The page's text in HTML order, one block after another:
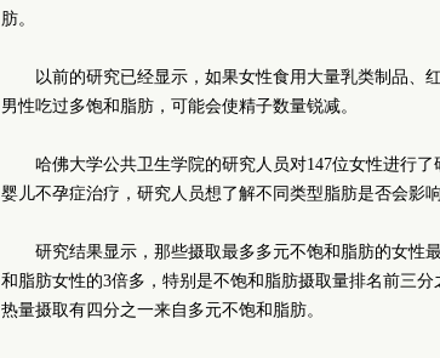
肪。
以前的研究已经显示，如果女性食用大量乳类制品、
男性吃过多饱和脂肪，可能会使精子数量锐减。
哈佛大学公共卫生学院的研究人员对147位女性进行
婴儿不孕症治疗，研究人员想了解不同类型脂肪是否会影
研究结果显示，那些摄取最多多元不饱和脂肪的女性
和脂肪女性的3倍多，特别是不饱和脂肪摄取量排名前三
热量摄取有四分之一来自多元不饱和脂肪。